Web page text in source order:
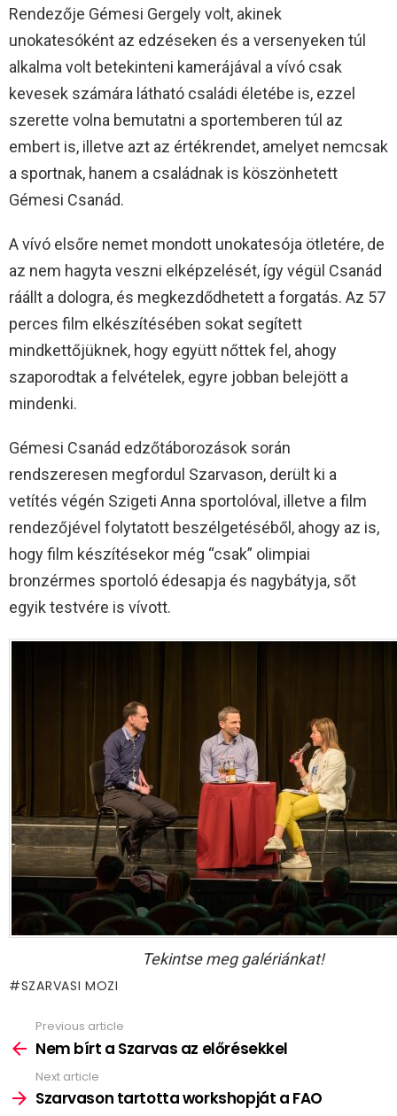
Rendezője Gémesi Gergely volt, akinek
unokatesóként az edzéseken és a versenyeken túl
alkalma volt betekinteni kamerájával a vívó csak
kevesek számára látható családi életébe is, ezzel
szerette volna bemutatni a sportemberen túl az
embert is, illetve azt az értékrendet, amelyet nemcsak
a sportnak, hanem a családnak is köszönhetett
Gémesi Csanád.
A vívó elsőre nemet mondott unokatesója ötletére, de
az nem hagyta veszni elképzelését, így végül Csanád
ráállt a dologra, és megkezdődhetett a forgatás. Az 57
perces film elkészítésében sokat segített
mindkettőjüknek, hogy együtt nőttek fel, ahogy
szaporodtak a felvételek, egyre jobban belejött a
mindenki.
Gémesi Csanád edzőtáborozások során
rendszeresen megfordul Szarvason, derült ki a
vetítés végén Szigeti Anna sportolóval, illetve a film
rendezőjével folytatott beszélgetéséből, ahogy az is,
hogy film készítésekor még “csak” olimpiai
bronzérmes sportoló édesapja és nagybátyja, sőt
egyik testvére is vívott.
Tekintse meg galériánkat!
SZARVASI MOZI
more
Previous article
Nem bírt a Szarvas az előrésekkel
Next article
Szarvason tartotta workshopját a FAO